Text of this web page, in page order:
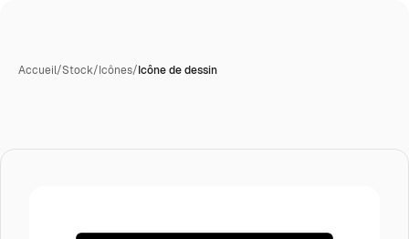
Accueil/Stock/Icônes/Icône de dessin